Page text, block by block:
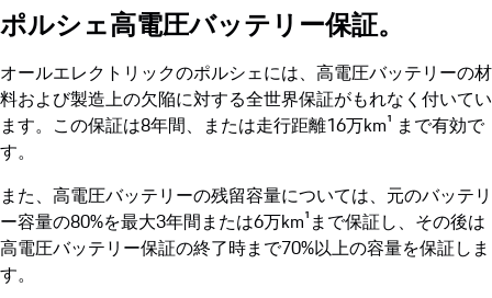
ポルシェ高電圧バッテリー保証。
オールエレクトリックのポルシェには、高電圧バッテリーの材
料および製造上の欠陥に対する全世界保証がもれなく付いてい
ます。この保証は8年間、または走行距離16万km¹ まで有効で
す。
また、高電圧バッテリーの残留容量については、元のバッテリ
ー容量の80%を最大3年間または6万km¹まで保証し、その後は
高電圧バッテリー保証の終了時まで70%以上の容量を保証しま
す。